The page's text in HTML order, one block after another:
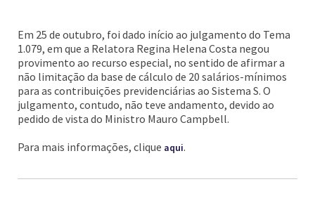
Em 25 de outubro, foi dado início ao julgamento do Tema
1.079, em que a Relatora Regina Helena Costa negou
provimento ao recurso especial, no sentido de afirmar a
não limitação da base de cálculo de 20 salários-mínimos
para as contribuições previdenciárias ao Sistema S. O
julgamento, contudo, não teve andamento, devido ao
pedido de vista do Ministro Mauro Campbell.
Para mais informações, clique aqui.